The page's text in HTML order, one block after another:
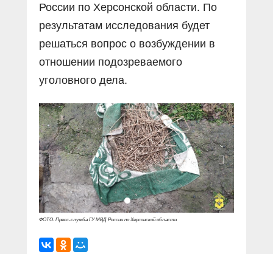
России по Херсонской области. По
результатам исследования будет
решаться вопрос о возбуждении в
отношении подозреваемого
уголовного дела.
ФОТО: Пресс-служба ГУ МВД России по Херсонской области